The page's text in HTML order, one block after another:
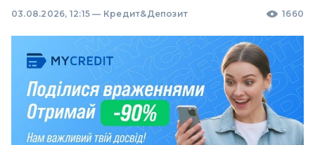
03.08.2026, 12:15 — Кредит&Депозит 1660